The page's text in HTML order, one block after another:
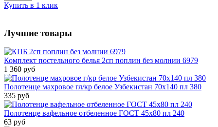
Купить в 1 клик
Лучшие товары
Комплект постельного белья 2сп поплин без молнии 6979
1 360 руб
Полотенце махровое гл/кр белое Узбекистан 70х140 пл 380
335 руб
Полотенце вафельное отбеленное ГОСТ 45х80 пл 240
63 руб